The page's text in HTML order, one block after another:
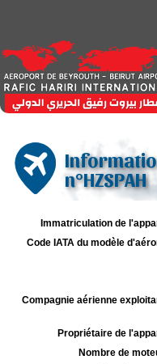
n°HZSPAH
Immatriculation de
Code IATA du modèle
Compagnie aérienne
Propriétaire de
Nombre de